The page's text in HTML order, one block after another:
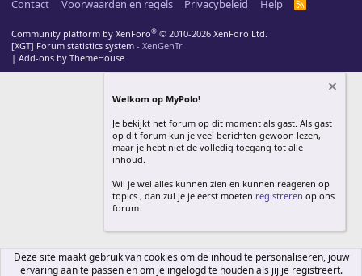
Contact
Voorwaarden en regels Privacybeleid Help
R
Community platform by XenForo® © 2010-2026 XenForo Ltd.
[XGT] Forum statistics system - XenGenTr
| Add-ons by ThemeHouse
Welkom op MyPolo!
Je bekijkt het forum op dit moment als gast. Als gast
op dit forum kun je veel berichten gewoon lezen,
maar je hebt niet de volledig toegang tot alle
inhoud.
Wil je wel alles kunnen zien en kunnen reageren op
topics , dan zul je je eerst moeten registreren op ons
forum.
Deze site maakt gebruik van cookies om de inhoud te personaliseren, jouw
ervaring aan te passen en om je ingelogd te houden als jij je registreert.